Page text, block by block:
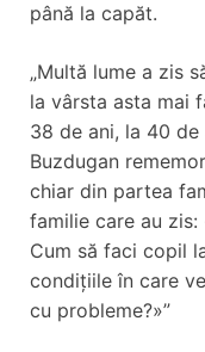
până la capăt.
„Multă lume a zis
la vârsta asta mai
38 de ani, la 40 de
Buzdugan
chiar din partea
familie care au zis:
Cum să faci copil
condițiile în care
cu probleme?»”